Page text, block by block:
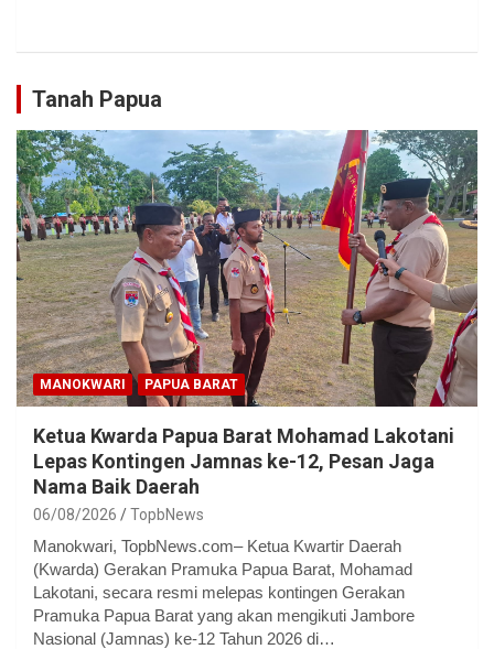
Tanah Papua
MANOKWARI PAPUA BARAT
Ketua Kwarda Papua Barat Mohamad Lakotani
Lepas Kontingen Jamnas ke-12, Pesan Jaga
Nama Baik Daerah
06/08/2026 TopbNews
Manokwari, TopbNews.com– Ketua Kwartir Daerah
(Kwarda) Gerakan Pramuka Papua Barat, Mohamad
Lakotani, secara resmi melepas kontingen Gerakan
Pramuka Papua Barat yang akan mengikuti Jambore
Nasional (Jamnas) ke-12 Tahun 2026 di…